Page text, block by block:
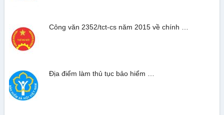
Công văn 2352/tct-cs năm 2015 về chính …
Địa điểm làm thủ tục bảo hiểm …